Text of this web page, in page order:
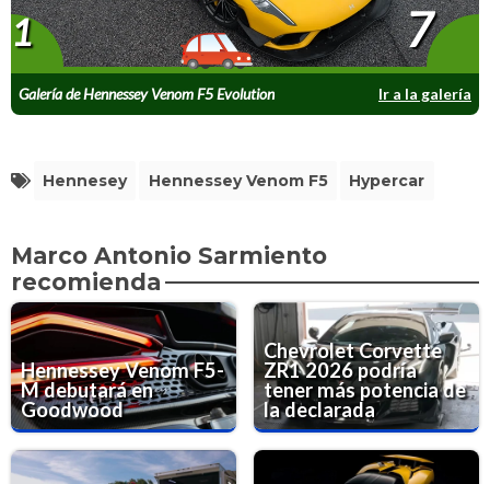
Galería de Hennessey Venom F5 Evolution Ir a la galería
1 7
Hennesey Hennessey Venom F5 Hypercar
Marco Antonio Sarmiento
recomienda
Hennessey Venom F5-
M debutará en
Goodwood
Chevrolet Corvette
ZR1 2026 podría
tener más potencia de
la declarada